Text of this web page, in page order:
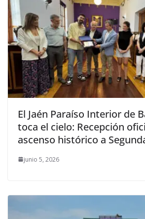
El Jaén Paraíso Interior de
toca el cielo: Recepción
ascenso histórico a
junio 5, 2026